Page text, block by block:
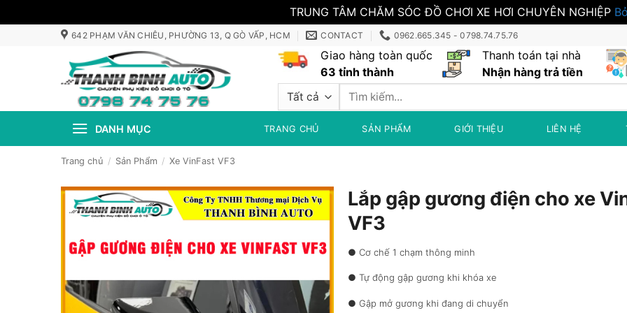
TRUNG TÂM CHĂM SÓC ĐỒ CHƠI XE HƠI CHUYÊN NGHIỆP
642 PHẠM VĂN CHIÊU, PHƯỜNG 13, Q GÒ VẤP, HCM CONTACT 0962.665.345 - 0798.74.75.76
Giao hàng toàn quốc
63 tỉnh thành
Thanh toán tại nhà
Nhận hàng trả tiền
Tìm
DANH MỤC
TRANG CHỦ SẢN PHẨM GIỚI THIỆU LIÊN HỆ
Trang chủ / Sản Phẩm / Xe VinFast VF3
Lắp gập gương điện cho xe
VF3
● Cơ chế 1 chạm thông minh
● Tự động gập gương khi khóa xe
● Gập mở gương khi đang di chuyển